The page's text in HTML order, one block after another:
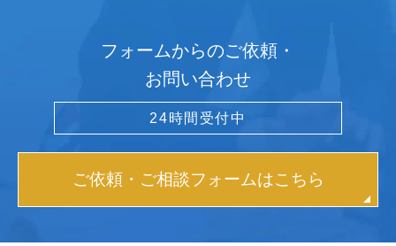
フォームからのご依頼・
お問い合わせ
24時間受付中
ご依頼・ご相談フォームはこちら